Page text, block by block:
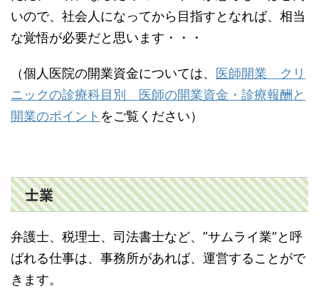
いので、社会人になってから目指すとなれば、相当
な覚悟が必要だと思います・・・
（個人医院の開業資金については、 医師開業 クリ
ニックの診療科目別 医師の開業資金・診療報酬と
開業のポイント をご覧ください）
士業
弁護士、税理士、司法書士など、”サムライ業”と呼
ばれる仕事は、事務所があれば、運営することがで
きます。